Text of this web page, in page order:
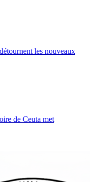
les nouveaux
de Ceuta met